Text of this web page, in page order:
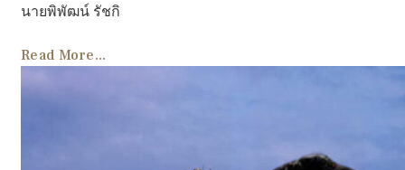
นายพิพัฒน์ รัชกิ
Read More...